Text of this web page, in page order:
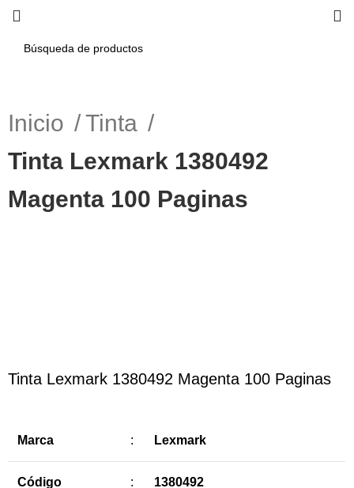
Inicio
Tinta
Tinta Lexmark 1380492
Magenta 100 Paginas
Tinta Lexmark 1380492 Magenta 100 Paginas
Marca : Lexmark
Código : 1380492